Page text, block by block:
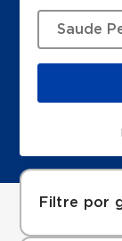
Filtre por